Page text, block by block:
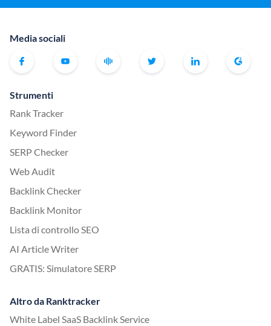
Media sociali
Strumenti
Rank Tracker
Keyword Finder
SERP Checker
Web Audit
Backlink Checker
Backlink Monitor
Lista di controllo SEO
AI Article Writer
GRATIS: Simulatore SERP
Altro da Ranktracker
White Label SaaS Backlink Service